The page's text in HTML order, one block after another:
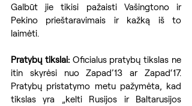
Galbūt jie tikisi pažaisti Vašingtono ir
Pekino prieštaravimais ir kažką iš to
laimėti.
Pratybų tikslai: Oficialus pratybų tikslas ne
itin skyrėsi nuo Zapad’13 ar Zapad‘17.
Pratybų pristatymo metu pažymėta, kad
tikslas yra „kelti Rusijos ir Baltarusijos